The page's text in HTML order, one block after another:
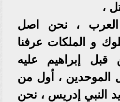
،
، نحن اصل
و الملكات عرفنا
قبل إبراهيم عليه
الموحدين ، أول من
النبي إدريس ، نحن